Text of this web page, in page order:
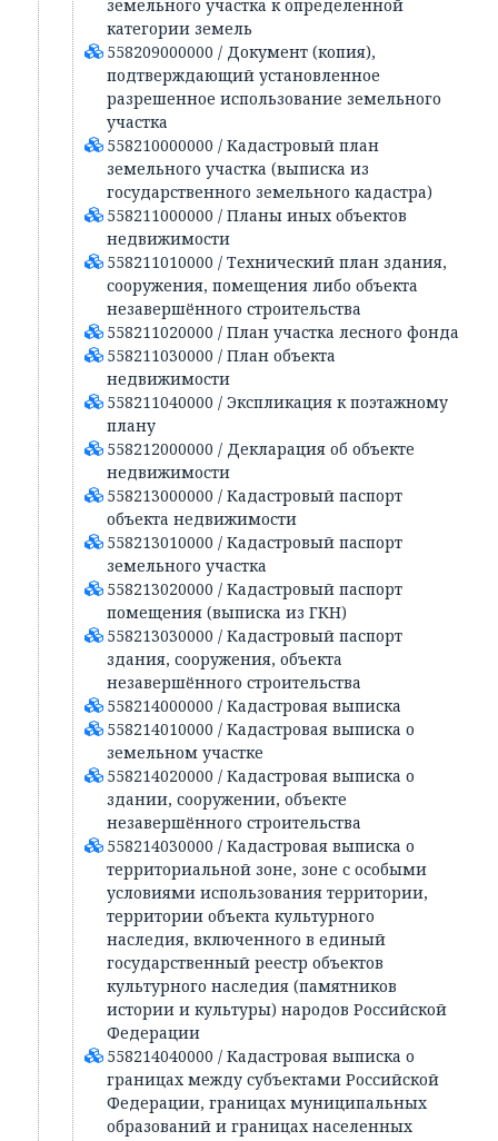
земельного участка к определенной
категории земель
558209000000 / Документ (копия),
подтверждающий установленное
разрешенное использование земельного
участка
558210000000 / Кадастровый план
земельного участка (выписка из
государственного земельного кадастра)
558211000000 / Планы иных объектов
недвижимости
558211010000 / Технический план здания,
сооружения, помещения либо объекта
незавершённого строительства
558211020000 / План участка лесного фонда
558211030000 / План объекта
недвижимости
558211040000 / Экспликация к поэтажному
плану
558212000000 / Декларация об объекте
недвижимости
558213000000 / Кадастровый паспорт
объекта недвижимости
558213010000 / Кадастровый паспорт
земельного участка
558213020000 / Кадастровый паспорт
помещения (выписка из ГКН)
558213030000 / Кадастровый паспорт
здания, сооружения, объекта
незавершённого строительства
558214000000 / Кадастровая выписка
558214010000 / Кадастровая выписка о
земельном участке
558214020000 / Кадастровая выписка о
здании, сооружении, объекте
незавершённого строительства
558214030000 / Кадастровая выписка о
территориальной зоне, зоне с особыми
условиями использования территории,
территории объекта культурного
наследия, включенного в единый
государственный реестр объектов
культурного наследия (памятников
истории и культуры) народов Российской
Федерации
558214040000 / Кадастровая выписка о
границах между субъектами Российской
Федерации, границах муниципальных
образований и границах населенных